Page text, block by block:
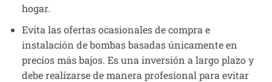
hogar.
Evita las ofertas ocasionales de compra e
instalación de bombas basadas únicamente en
precios más bajos. Es una inversión a largo plazo y
debe realizarse de manera profesional para evitar